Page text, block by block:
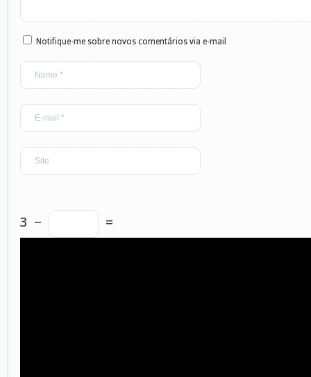
Notifique-me sobre novos comentários via e-mail
3 − =